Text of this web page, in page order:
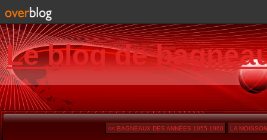
Le blog de
<< BAGNEAUX DES ANNÉES 1955-1960 LA